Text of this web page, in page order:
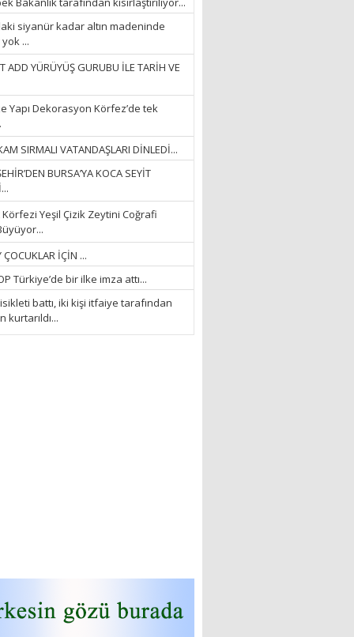
28/01/2024
“AKIL GÖZÜ”
Ayşegül Akay
“KURTULDUM”
28/01/2024
siyanür kadar altın madeninde
...
ADD YÜRÜYÜŞ GURUBU İLE TARİH VE
Yapı Dekorasyon Körfez’de tek
SIRMALI VATANDAŞLARI DİNLEDİ...
BURSA’YA KOCA SEYİT
Yeşil Çizik Zeytini Coğrafi
ÇOCUKLAR İÇİN ...
Türkiye’de bir ilke imza attı...
battı, iki kişi itfaiye tarafından
kurtarıldı...